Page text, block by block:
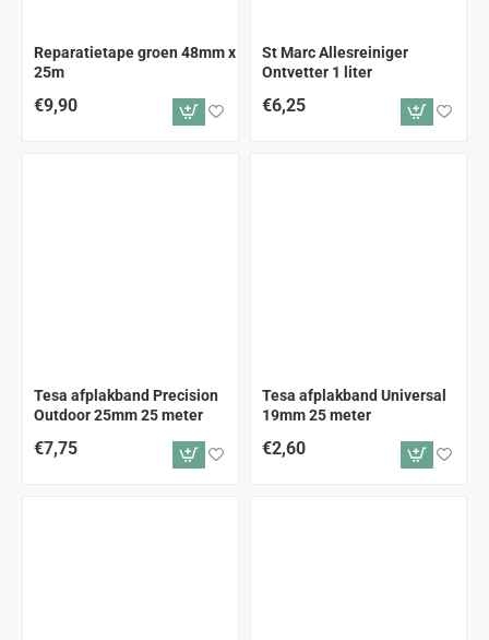
Reparatietape groen 48mm x
25m
€9,90
St Marc Allesreiniger
Ontvetter 1 liter
€6,25
Tesa afplakband Precision
Outdoor 25mm 25 meter
€7,75
Tesa afplakband Universal
19mm 25 meter
€2,60